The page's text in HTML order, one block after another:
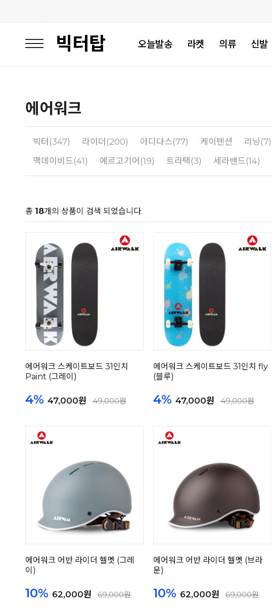
빅터탑 오늘발송 라켓 의류 신발
에어워크
빅터(347) 라이더(200) 아디다스(77) 케이텐션 리닝(7)
맥데이비드(41)
에르고기어(19) 트라택(3) 세라밴드(14)
총 18개의 상품이 검색 되었습니다.
에어워크 스케이트보드 31인치
Paint (그레이)
4% 47,000원 49,000원
에어워크 스케이트보드 31인치 fly
(블루)
4% 47,000원 49,000원
에어워크 어반 라이더 헬멧 (그레
이)
10% 62,000원 69,000원
에어워크 어반 라이더 헬멧 (브라
운)
10% 62,000원 69,000원